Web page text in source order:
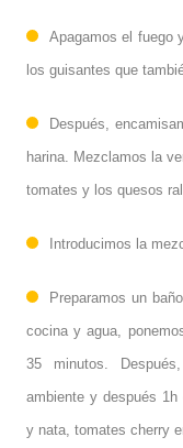
Apagamos el fuego
los guisantes que
Después,
harina. Mezclamos la
tomates y los quesos
Introducimos la
Preparamos un
cocina y agua,
35 minutos.
ambiente y después
y nata, tomates cherry